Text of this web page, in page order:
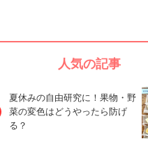
人気の記事
夏休みの自由研究に！果物・野
菜の変色はどうやったら防げ
る？